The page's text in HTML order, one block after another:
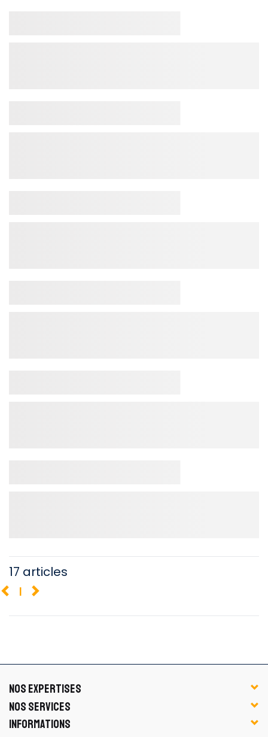
17 articles
1
NOS EXPERTISES
NOS SERVICES
INFORMATIONS